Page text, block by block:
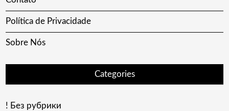
Política de Privacidade
Sobre Nós
Categories
! Без рубрики